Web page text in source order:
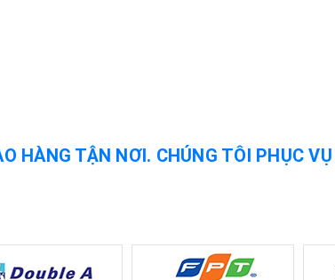
HÀNG TẬN NƠI. CHÚNG TÔI PHỤC